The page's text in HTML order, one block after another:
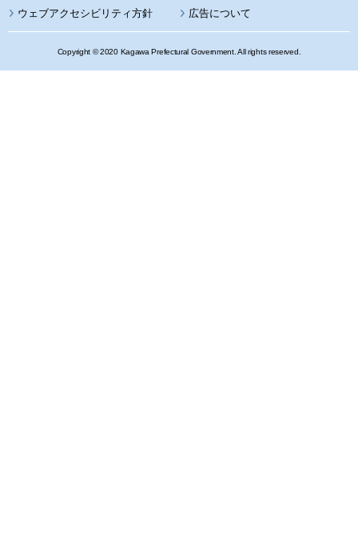
ウェブアクセシビリティ方針 広告について
Copyright © 2020 Kagawa Prefectural Government. All rights reserved.